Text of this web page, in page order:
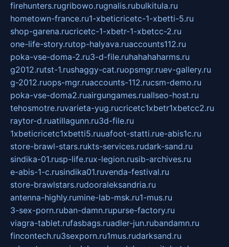
firehunters.rugribowo.rugnalis.rubulkitula.ru
hometown-france.ru1-xbeticricetc-1-xbetti-5.ru
shop-garena.rucricetc-1-xbetr-1-xbetcc-2.ru
one-life-story.rutop-halyava.ruaccounts112.ru
poka-vse-doma-2.ru3-d-file.ruhahahaharms.ru
g2012.rutst-1.rushaggy-cat.ruopsmgr.ruev-gallery.ru
g-2012.ruops-mgr.ruaccounts-112.rucsm-demo.ru
poka-vse-doma2.ruairgungames.ruallseo-host.ru
tehosmotre.ruvarieta-yug.rucricetc1xbetr1xbetcc2.ru
raytor-d.ruatillagunn.ru3d-file.ru
1xbeticricetc1xbetti5.ruuafoot-statti.rue-abis1c.ru
store-brawl-stars.rukts-services.rudark-sand.ru
sindika-01.rusp-life.rux-legion.rusib-archives.ru
e-abis-1-c.rusindika01.ruvenda-festival.ru
store-brawlstars.rudooraleksandria.ru
antenna-highly.rumine-lab-msk.ru1-mus.ru
3-sex-porn.ruban-damn.rupurse-factory.ru
viagra-tablet.rufasbags.ruadler-jun.rubandamn.ru
fincontech.ru3sexporn.ru1mus.rudarksand.ru